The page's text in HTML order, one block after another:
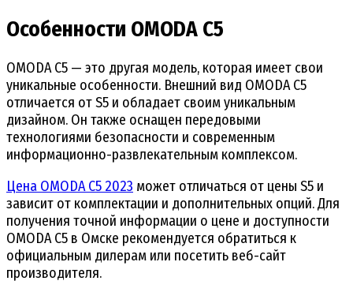
Особенности OMODA C5
OMODA C5 — это другая модель, которая имеет свои
уникальные особенности. Внешний вид OMODA C5
отличается от S5 и обладает своим уникальным
дизайном. Он также оснащен передовыми
технологиями безопасности и современным
информационно-развлекательным комплексом.
Цена OMODA C5 2023 может отличаться от цены S5 и
зависит от комплектации и дополнительных опций. Для
получения точной информации о цене и доступности
OMODA C5 в Омске рекомендуется обратиться к
официальным дилерам или посетить веб-сайт
производителя.